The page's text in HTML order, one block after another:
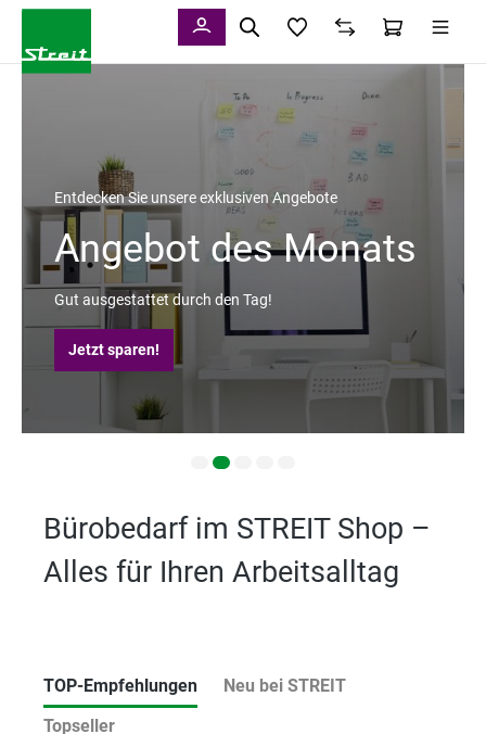
Entdecken Sie unsere exklusiven Angebote
Angebot des Monats
Gut ausgestattet durch den Tag!
Jetzt sparen!
Bürobedarf im STREIT Shop –
Alles für Ihren Arbeitsalltag
TOP-Empfehlungen
Neu bei STREIT
Topseller